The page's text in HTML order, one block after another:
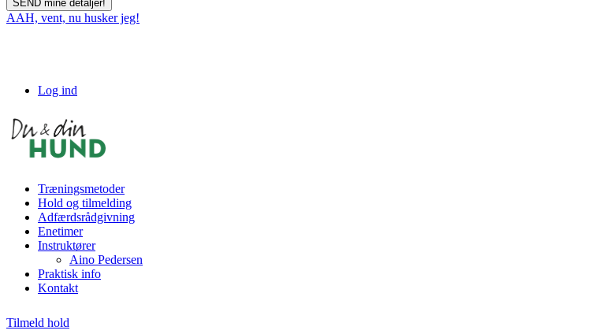
AAH, vent, nu husker jeg!
Log ind
Træningsmetoder
Hold og tilmelding
Adfærdsrådgivning
Enetimer
Instruktører
Aino Pedersen
Praktisk info
Kontakt
Tilmeld hold